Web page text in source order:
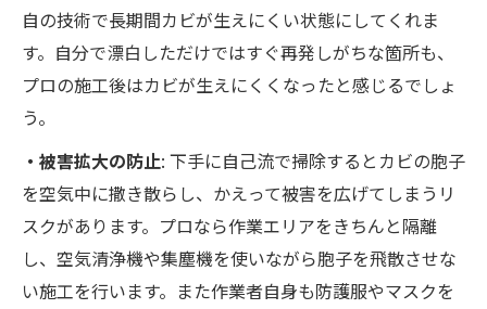
自の技術で長期間カビが生えにくい状態にしてくれま
す。自分で漂白しただけではすぐ再発しがちな箇所も、
プロの施工後はカビが生えにくくなったと感じるでしょ
う。
・被害拡大の防止: 下手に自己流で掃除するとカビの胞子
を空気中に撒き散らし、かえって被害を広げてしまうリ
スクがあります。プロなら作業エリアをきちんと隔離
し、空気清浄機や集塵機を使いながら胞子を飛散させな
い施工を行います。また作業者自身も防護服やマスクを